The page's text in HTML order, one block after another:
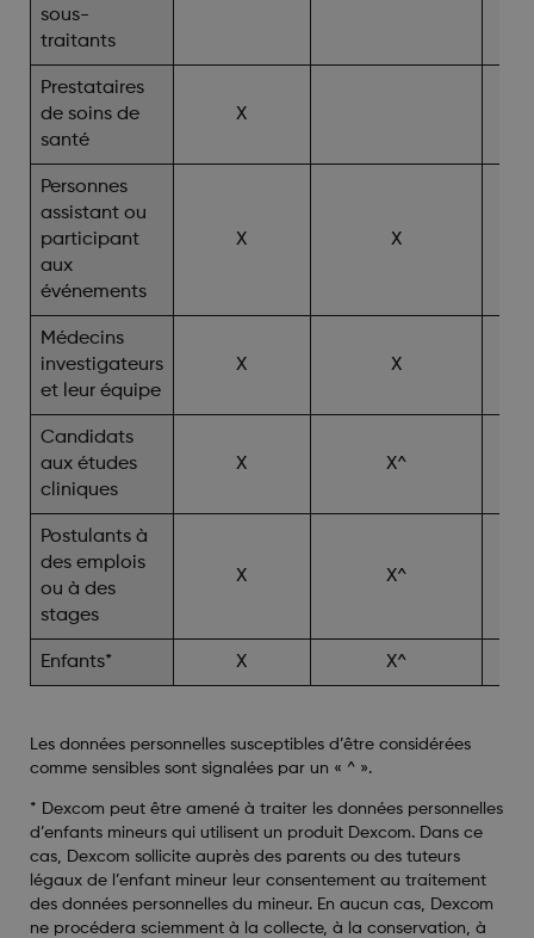
sous-
traitants
Prestataires
de soins de
santé
X
Personnes
assistant ou
participant
aux
événements
X X
Médecins
investigateurs
et leur équipe
X X
Candidats
aux études
cliniques
X X^
Postulants à
des emplois
ou à des
stages
X X^
Enfants* X X^
Les données personnelles susceptibles d’être considérées
comme sensibles sont signalées par un « ^ ».
* Dexcom peut être amené à traiter les données personnelles
d’enfants mineurs qui utilisent un produit Dexcom. Dans ce
cas, Dexcom sollicite auprès des parents ou des tuteurs
légaux de l’enfant mineur leur consentement au traitement
des données personnelles du mineur. En aucun cas, Dexcom
ne procédera sciemment à la collecte, à la conservation, à